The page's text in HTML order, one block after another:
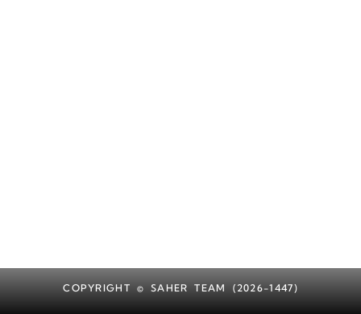
COPYRIGHT © SAHER TEAM (2026-1447)